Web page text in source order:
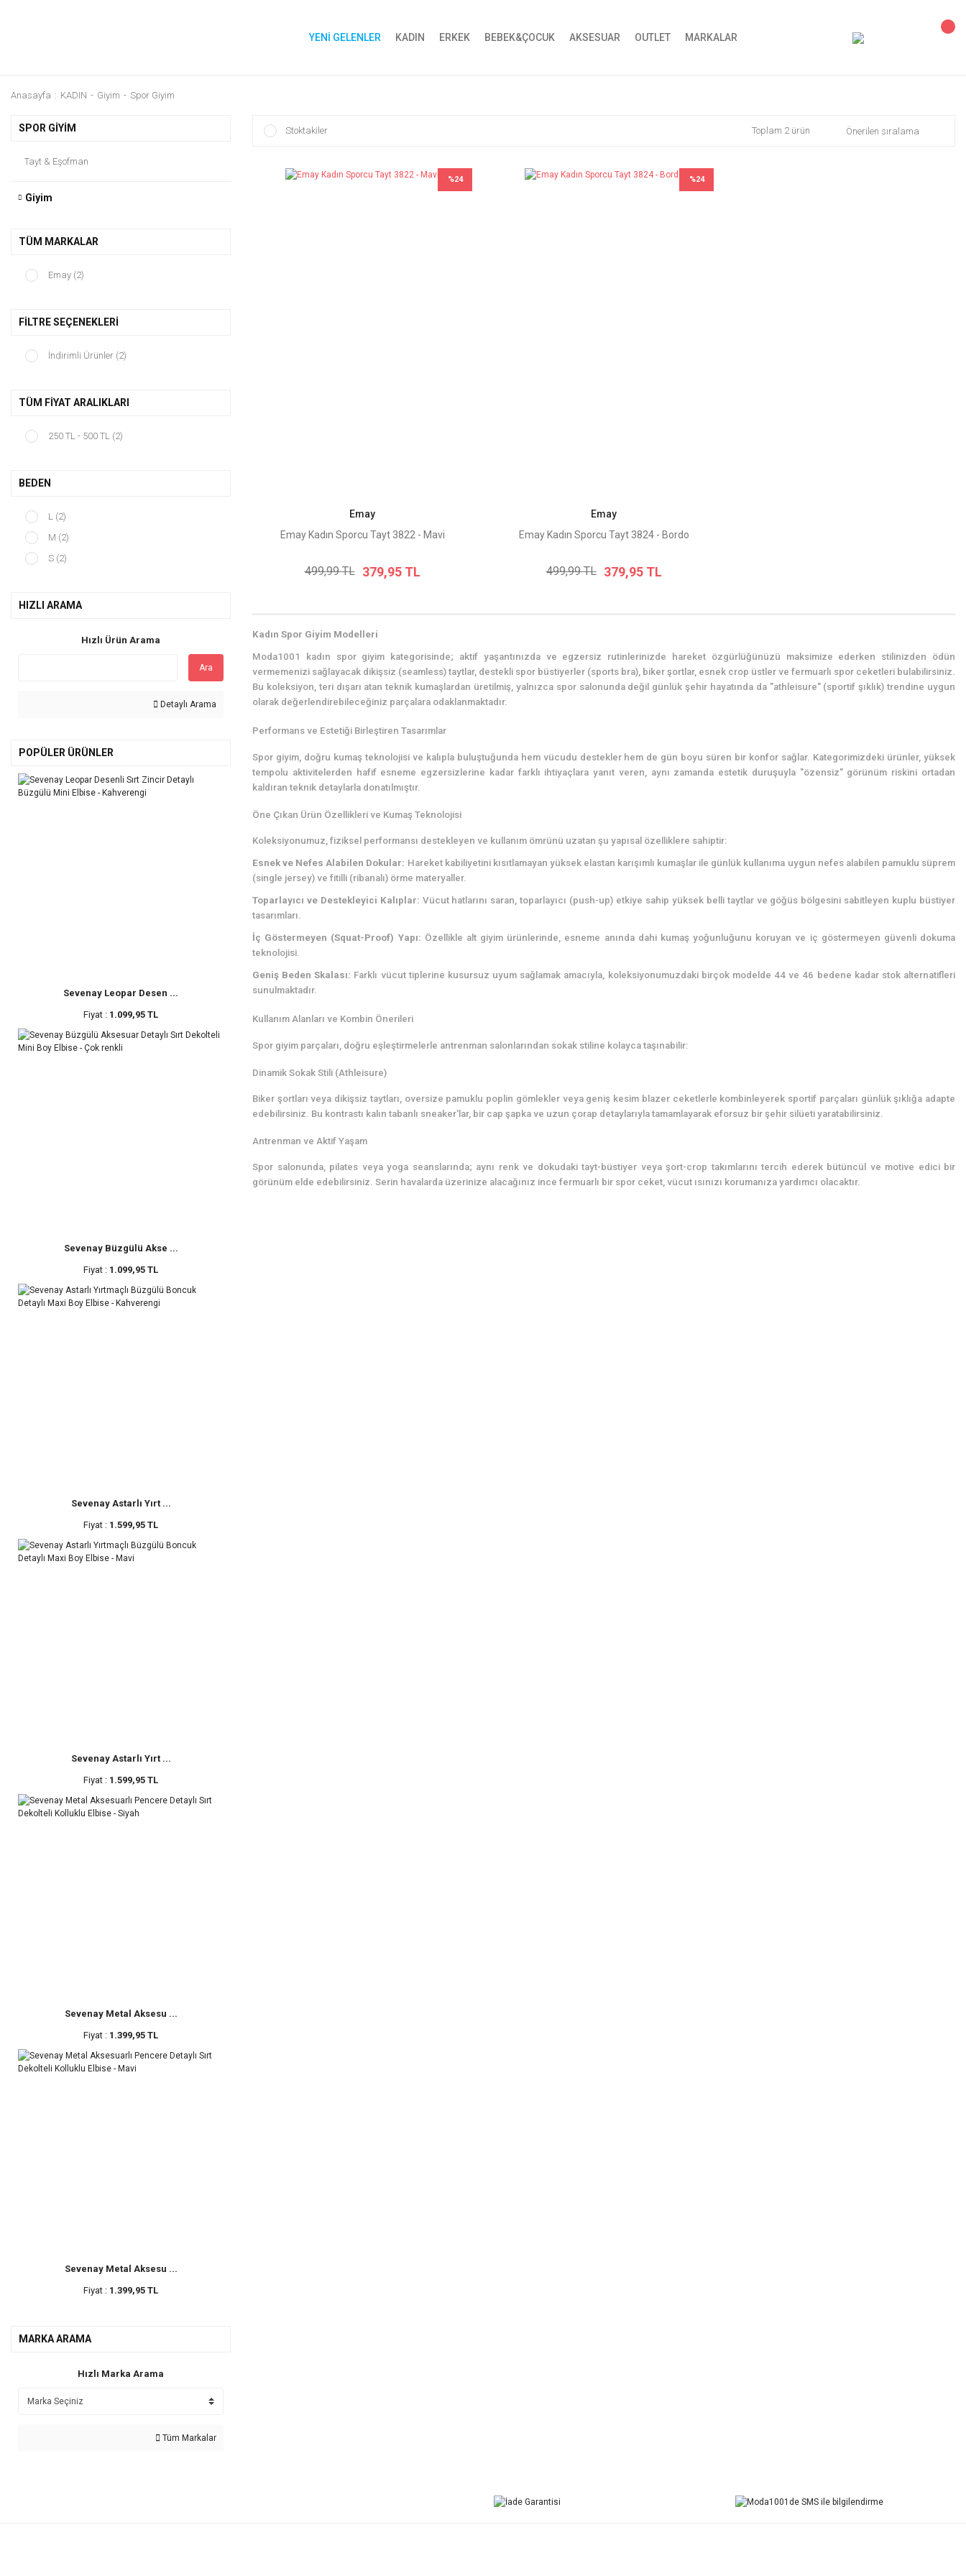
YENİ GELENLER KADIN ERKEK BEBEK&ÇOCUK AKSESUAR OUTLET MARKALAR
Anasayfa KADIN Giyim Spor Giyim
SPOR GIYIM
Tayt & Eşofman
Giyim
TÜM MARKALAR
Emay (2)
FILTRE SEÇENEKLERI
İndirimli Ürünler (2)
TÜM FIYAT ARALIKLARI
250 TL - 500 TL (2)
BEDEN
L (2)
M (2)
S (2)
HIZLI ARAMA
Hızlı Ürün Arama
Ara
Detaylı Arama
POPÜLER ÜRÜNLER
Sevenay Leopar Desen ...
Fiyat : 1.099,95 TL
Sevenay Büzgülü Akse ...
Fiyat : 1.099,95 TL
Sevenay Astarlı Yırt ...
Fiyat : 1.599,95 TL
Sevenay Astarlı Yırt ...
Fiyat : 1.599,95 TL
Sevenay Metal Aksesu ...
Fiyat : 1.399,95 TL
Sevenay Metal Aksesu ...
Fiyat : 1.399,95 TL
MARKA ARAMA
Hızlı Marka Arama
Tüm Markalar
Stoktakiler Toplam 2 ürün
%24
Emay
Emay Kadın Sporcu Tayt 3822 - Mavi
499,99 TL 379,95 TL
%24
Emay
Emay Kadın Sporcu Tayt 3824 - Bordo
499,99 TL 379,95 TL
Kadın Spor Giyim Modelleri
Moda1001 kadın spor giyim kategorisinde; aktif yaşantınızda ve egzersiz rutinlerinizde hareket özgürlüğünüzü maksimize ederken stilinizden ödün
vermemenizi sağlayacak dikişsiz (seamless) taytlar, destekli spor büstiyerler (sports bra), biker şortlar, esnek crop üstler ve fermuarlı spor ceketleri bulabilirsiniz.
Bu koleksiyon, teri dışarı atan teknik kumaşlardan üretilmiş, yalnızca spor salonunda değil günlük şehir hayatında da "athleisure" (sportif şıklık) trendine uygun
olarak değerlendirebileceğiniz parçalara odaklanmaktadır.
Performans ve Estetiği Birleştiren Tasarımlar
Spor giyim, doğru kumaş teknolojisi ve kalıpla buluştuğunda hem vücudu destekler hem de gün boyu süren bir konfor sağlar. Kategorimizdeki ürünler, yüksek
tempolu aktivitelerden hafif esneme egzersizlerine kadar farklı ihtiyaçlara yanıt veren, aynı zamanda estetik duruşuyla "özensiz" görünüm riskini ortadan
kaldıran teknik detaylarla donatılmıştır.
Öne Çıkan Ürün Özellikleri ve Kumaş Teknolojisi
Koleksiyonumuz, fiziksel performansı destekleyen ve kullanım ömrünü uzatan şu yapısal özelliklere sahiptir:
Esnek ve Nefes Alabilen Dokular: Hareket kabiliyetini kısıtlamayan yüksek elastan karışımlı kumaşlar ile günlük kullanıma uygun nefes alabilen pamuklu süprem
(single jersey) ve fitilli (ribanalı) örme materyaller.
Toparlayıcı ve Destekleyici Kalıplar: Vücut hatlarını saran, toparlayıcı (push-up) etkiye sahip yüksek belli taytlar ve göğüs bölgesini sabitleyen kuplu büstiyer
tasarımları.
İç Göstermeyen (Squat-Proof) Yapı: Özellikle alt giyim ürünlerinde, esneme anında dahi kumaş yoğunluğunu koruyan ve iç göstermeyen güvenli dokuma
teknolojisi.
Geniş Beden Skalası: Farklı vücut tiplerine kusursuz uyum sağlamak amacıyla, koleksiyonumuzdaki birçok modelde 44 ve 46 bedene kadar stok alternatifleri
sunulmaktadır.
Kullanım Alanları ve Kombin Önerileri
Spor giyim parçaları, doğru eşleştirmelerle antrenman salonlarından sokak stiline kolayca taşınabilir:
Dinamik Sokak Stili (Athleisure)
Biker şortları veya dikişsiz taytları, oversize pamuklu poplin gömlekler veya geniş kesim blazer ceketlerle kombinleyerek sportif parçaları günlük şıklığa adapte
edebilirsiniz. Bu kontrastı kalın tabanlı sneaker'lar, bir cap şapka ve uzun çorap detaylarıyla tamamlayarak eforsuz bir şehir silüeti yaratabilirsiniz.
Antrenman ve Aktif Yaşam
Spor salonunda, pilates veya yoga seanslarında; aynı renk ve dokudaki tayt-büstiyer veya şort-crop takımlarını tercih ederek bütüncül ve motive edici bir
görünüm elde edebilirsiniz. Serin havalarda üzerinize alacağınız ince fermuarlı bir spor ceket, vücut ısınızı korumanıza yardımcı olacaktır.